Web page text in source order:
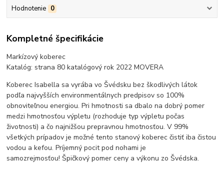
Hodnotenie 0
Kompletné špecifikácie
Markízový koberec
Katalóg: strana 80 katalógový rok 2022 MOVERA
Koberec Isabella sa vyrába vo Švédsku bez škodlivých látok
podľa najvyšších environmentálnych predpisov so 100%
obnoviteľnou energiou. Pri hmotnosti sa dbalo na dobrý pomer
medzi hmotnosťou výpletu (rozhoduje typ výpletu počas
životnosti) a čo najnižšou prepravnou hmotnosťou. V 99%
všetkých prípadov je možné tento stanový koberec čistiť iba čistou
vodou a kefou. Príjemný pocit pod nohami je
samozrejmosťou! Špičkový pomer ceny a výkonu zo Švédska.